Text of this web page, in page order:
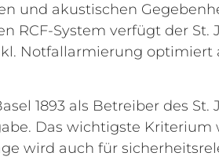
und akustischen
RCF-System verfügt der St.
Notfallarmierung
1893 als Betreiber des
Das wichtigste
wird auch für